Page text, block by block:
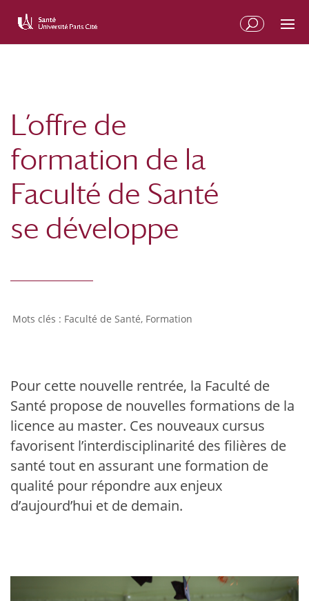
L’offre de
formation de la
Faculté de Santé
se développe
Faculté de Santé, Formation
Pour cette nouvelle rentrée, la Faculté de
Santé propose de nouvelles formations de la
licence au master. Ces nouveaux cursus
favorisent l’interdisciplinarité des filières de
santé tout en assurant une formation de
qualité pour répondre aux enjeux
d’aujourd’hui et de demain.